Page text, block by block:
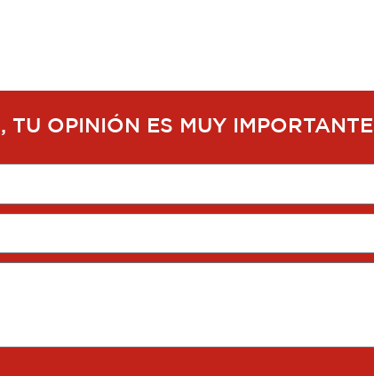
TU OPINIÓN ES MUY IMPORTANTE